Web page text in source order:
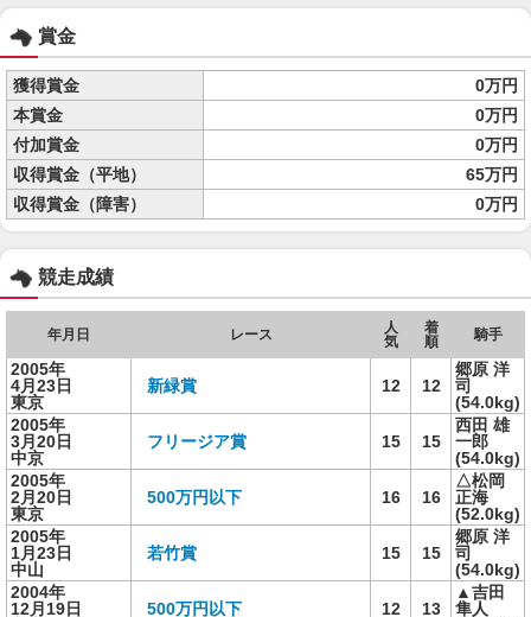
賞金
獲得賞金
0万円
本賞金
0万円
付加賞金
0万円
収得賞金（平地）
65万円
収得賞金（障害）
0万円
競走成績
年月日 レース
人
気
着
順
騎手
2005年
4月23日
東京
新緑賞 12 12
郷原 洋
司
(54.0kg)
2005年
3月20日
中京
フリージア賞 15 15
西田 雄
一郎
(54.0kg)
2005年
2月20日
東京
500万円以下 16 16
△松岡
正海
(52.0kg)
2005年
1月23日
中山
若竹賞 15 15
郷原 洋
司
(54.0kg)
2004年
12月19日
500万円以下 12 13
▲吉田
隼人